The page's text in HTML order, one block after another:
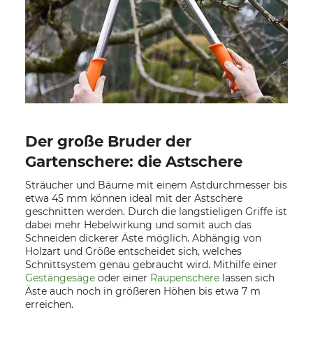
Der große Bruder der
Gartenschere: die Astschere
Sträucher und Bäume mit einem Astdurchmesser bis
etwa 45 mm können ideal mit der Astschere
geschnitten werden. Durch die langstieligen Griffe ist
dabei mehr Hebelwirkung und somit auch das
Schneiden dickerer Äste möglich. Abhängig von
Holzart und Größe entscheidet sich, welches
Schnittsystem genau gebraucht wird. Mithilfe einer
Gestängesäge oder einer Raupenschere lassen sich
Äste auch noch in größeren Höhen bis etwa 7 m
erreichen.